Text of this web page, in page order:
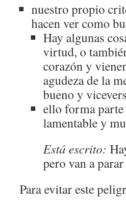
nuestro propio
hacen ver como
Hay algunas
virtud, o
corazón y
agudeza de la
bueno y
ello forma
lamentable y
Está escrito:
pero van a
Para evitar este